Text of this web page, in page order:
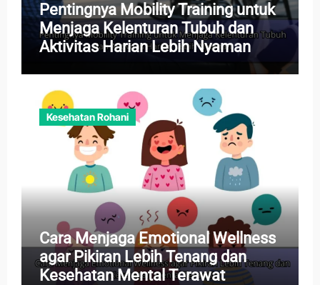
Pentingnya Mobility Training untuk
Menjaga Kelenturan Tubuh dan
Aktivitas Harian Lebih Nyaman
Kesehatan Rohani
Cara Menjaga Emotional Wellness
agar Pikiran Lebih Tenang dan
Kesehatan Mental Terawat